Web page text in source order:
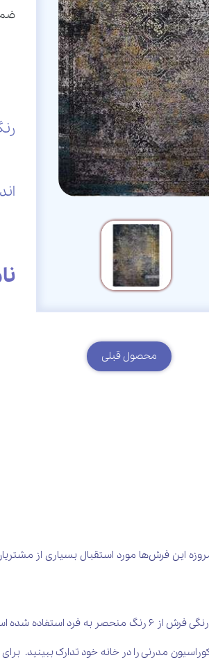
محصول قبلی
این فرش‌ها مورد استقبال بسیاری از
این فرش زیبا 6 رنگ است؛ بدین معنی که در پالت
مدرنی را در خانه خود تدارک ببینید.